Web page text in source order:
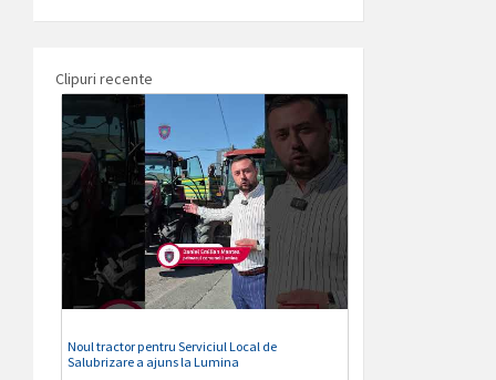
Clipuri recente
Noul tractor pentru Serviciul Local de
Salubrizare a ajuns la Lumina